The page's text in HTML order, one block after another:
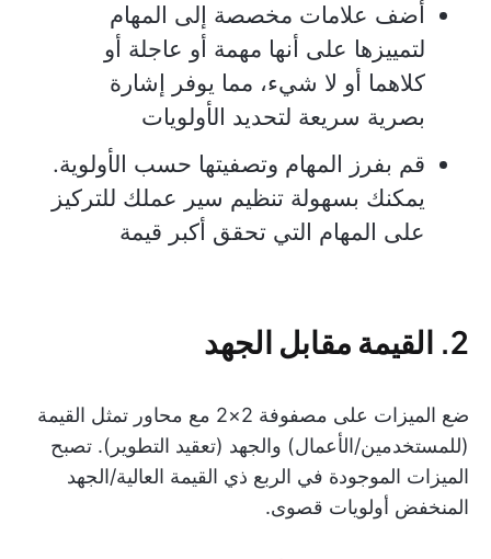
أضف علامات مخصصة إلى المهام
لتمييزها على أنها مهمة أو عاجلة أو
كلاهما أو لا شيء، مما يوفر إشارة
بصرية سريعة لتحديد الأولويات
قم بفرز المهام وتصفيتها حسب الأولوية.
يمكنك بسهولة تنظيم سير عملك للتركيز
على المهام التي تحقق أكبر قيمة
2. القيمة مقابل الجهد
ضع الميزات على مصفوفة 2×2 مع محاور تمثل القيمة
(للمستخدمين/الأعمال) والجهد (تعقيد التطوير). تصبح
الميزات الموجودة في الربع ذي القيمة العالية/الجهد
المنخفض أولويات قصوى.